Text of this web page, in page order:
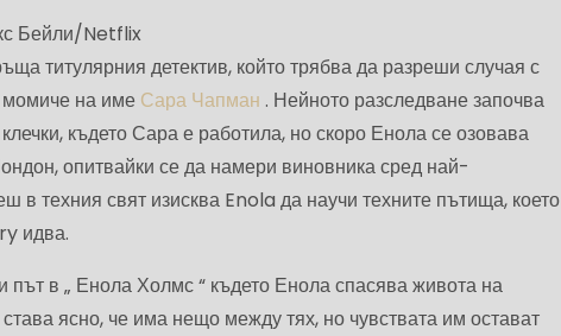
Бейли/Netflix
титулярния детектив, който трябва да разреши случая с
момиче на име Сара Чапман . Нейното разследване започва
където Сара е работила, но скоро Енола се озовава
опитвайки се да намери виновника сред най-
в техния свят изисква Enola да научи техните пътища, което
идва.
път в „ Енола Холмс “ където Енола спасява живота на
ясно, че има нещо между тях, но чувствата им остават